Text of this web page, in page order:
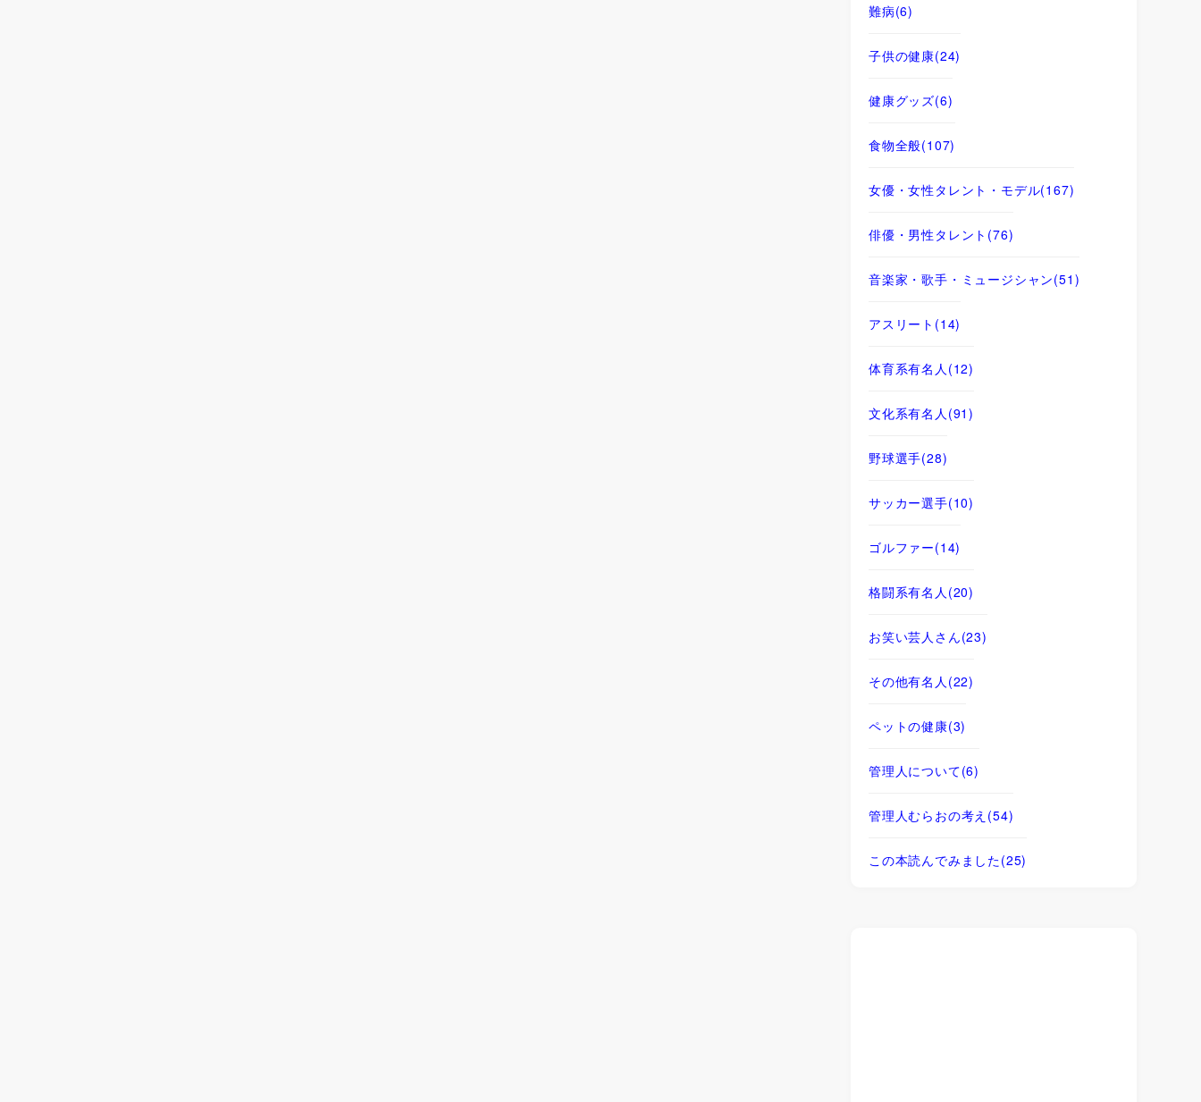
難病(6)
子供の健康(24)
健康グッズ(6)
食物全般(107)
女優・女性タレント・モデル(167)
俳優・男性タレント (76)
音楽家・歌手・ミュージシャン(51)
アスリート (14)
体育系有名人 (12)
文化系有名人 (91)
野球選手(28)
サッカー選手(10)
ゴルファー(14)
格闘系有名人 (20)
お笑い芸人さん(23)
その他有名人 (22)
ペットの健康(3)
管理人について(6)
管理人むらおの考え (54)
この本読んでみました(25)